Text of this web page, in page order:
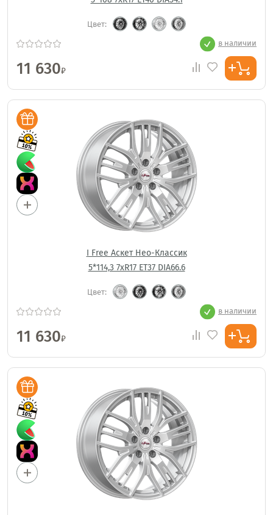
Цвет:
в наличии
11 630₽
I Free Аскет Нео-Классик
5*114,3 7xR17 ET37 DIA66.6
Цвет:
в наличии
11 630₽